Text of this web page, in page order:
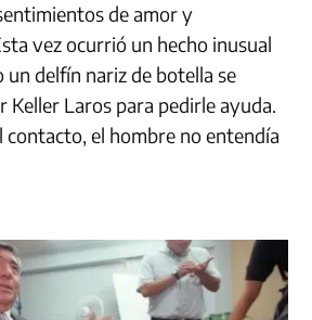
de amor y
vez ocurrió un hecho inusual
un delfín nariz de botella se
Keller Laros para pedirle ayuda.
contacto, el hombre no entendía